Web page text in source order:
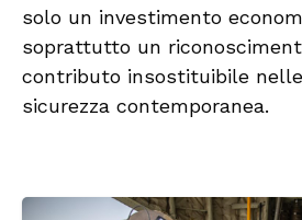
solo un investimento
soprattutto un
contributo insostituibile
sicurezza contemporanea.